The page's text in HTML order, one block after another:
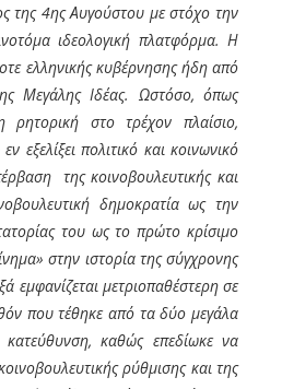
της 4ηςΑυγούστου με στόχο την
ιδεολογική πλατφόρμα. Η
ελληνικής κυβέρνησης ήδη από
Μεγάλης Ιδέας. Ωστόσο, όπως
στο τρέχον πλαίσιο,
εξελίξει πολιτικό και κοινωνικό
της κοινοβουλευτικής και
δημοκρατία ως την
του ως το πρώτο κρίσιμο
στην ιστορία της σύγχρονης
μετριοπαθέστερη σε
που τέθηκε από τα δύο μεγάλα
καθώς επεδίωκε να
ρύθμισης και της